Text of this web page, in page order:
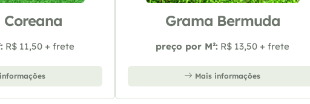
R$ 11,50 + frete
Grama Bermuda
preço por M²: R$ 13,50 + frete
Mais informações